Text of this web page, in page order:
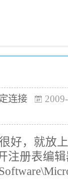
连接
好，就放
注册表编